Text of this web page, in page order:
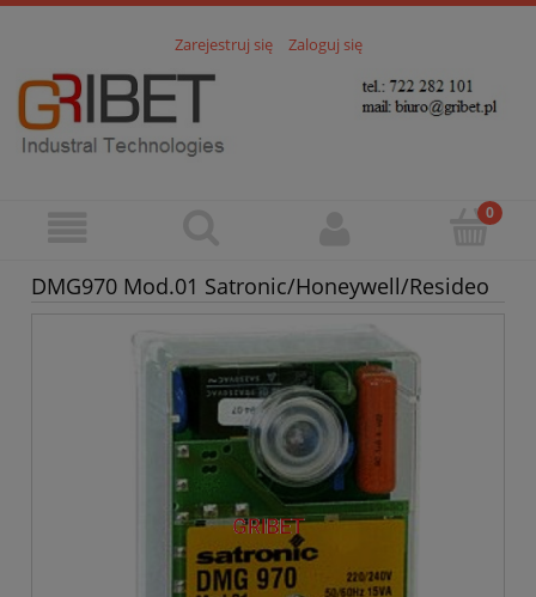
Zarejestruj się Zaloguj się
DMG970 Mod.01 Satronic/Honeywell/Resideo